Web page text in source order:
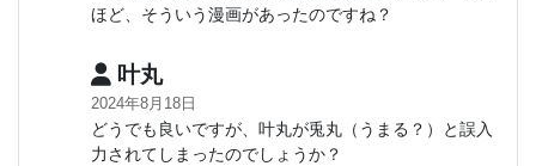
ほど、そういう漫画があったのですね？
叶丸
2024年8月18日
どうでも良いですが、叶丸が兎丸（うまる？）と誤入
力されてしまったのでしょうか？